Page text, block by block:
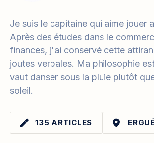
Je suis le capitaine qui aime jouer
Après des études dans le
finances, j'ai conservé cette
joutes verbales. Ma philosophie
vaut danser sous la pluie plutôt
soleil.
135 ARTICLES